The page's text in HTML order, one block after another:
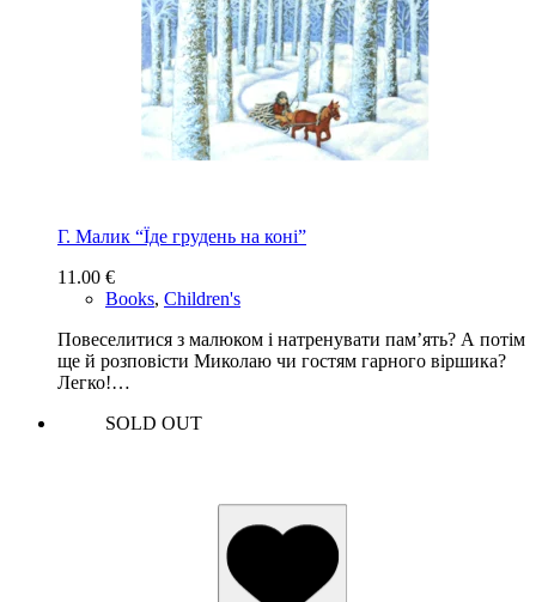
Г. Малик “Їде грудень на коні”
11.00 €
Books, Children's
Повеселитися з малюком і натренувати пам’ять? А потім
ще й розповісти Миколаю чи гостям гарного віршика?
Легко!…
SOLD OUT